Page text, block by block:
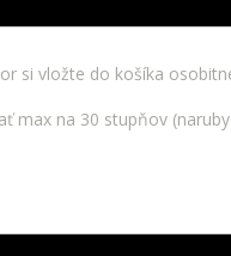
si vložte do košíka
max na 30 stupňov